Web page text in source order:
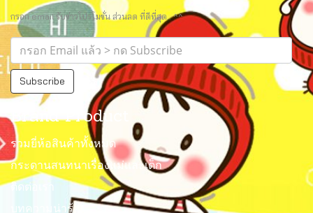
กรอก email รับข่าวโปรโมชั่น ส่วนลด ที่ดีที่สุด.. ^^
Subscribe
Brand Product
รวมยี่ห้อสินค้าทั้งหมด
กระดานสนทนาเรื่องแม่และเด็ก
ติดต่อเรา
บทความน่ารู้